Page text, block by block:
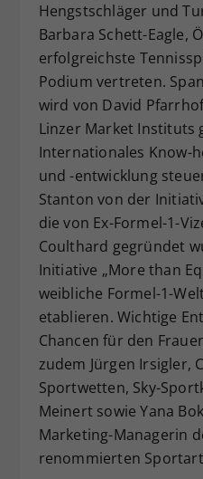
Hengstschläger und
Barbara Schett-Eagle,
erfolgreichste
Podium vertreten.
wird von David
Linzer Market Instituts
Internationales Know-
und -entwicklung
Stanton von der
die von Ex-Formel-1-
Coulthard gegründet
Initiative „More than
weibliche Formel-1-
etablieren. Wichtige
Chancen für den
zudem Jürgen Irsigler,
Sportwetten, Sky-
Meinert sowie Yana
Marketing-Managerin
renommierten